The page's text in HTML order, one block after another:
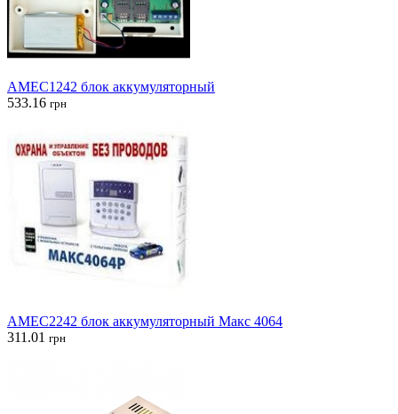
AMEC1242 блок аккумуляторный
533.16 грн
AMEC2242 блок аккумуляторный Макс 4064
311.01 грн